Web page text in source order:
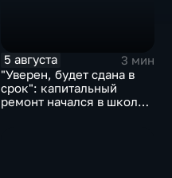
5 августа
3 мин
"Уверен, будет сдана в
срок": капитальный
ремонт начался в школе